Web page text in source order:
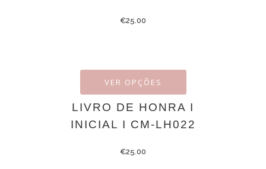
€25.00
VER OPÇÕES
LIVRO DE HONRA I
INICIAL I CM-LH022
€25.00